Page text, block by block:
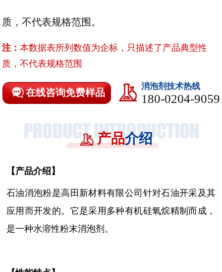
质，不代表规格范围。
注：本数据表所列数值为企标，只描述了产品典型性
质，不代表规格范围
在线咨询免费样品
消泡剂技术热线
180-0204-9059
产品介绍
【产品介绍】
石油消泡粉是高田新材料有限公司针对石油开采及其
应用而开发的。它是采用多种有机硅氧烷精制而成，
是一种水溶性粉末消泡剂。